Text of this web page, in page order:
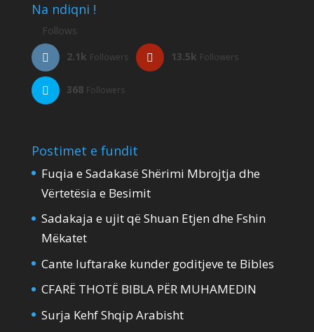
Na ndiqni !
Follows
2.1k Followers 13.5k Followers
368 Followers
Postimet e fundit
Fuqia e Sadakasë Shërimi Mbrojtja dhe
Vërtetësia e Besimit
Sadakaja e ujit që Shuan Etjen dhe Fshin
Mëkatet
Cante luftarake kunder goditjeve te Bibles
CFARË THOTË BIBLA PËR MUHAMEDIN
Surja Kehf Shqip Arabisht